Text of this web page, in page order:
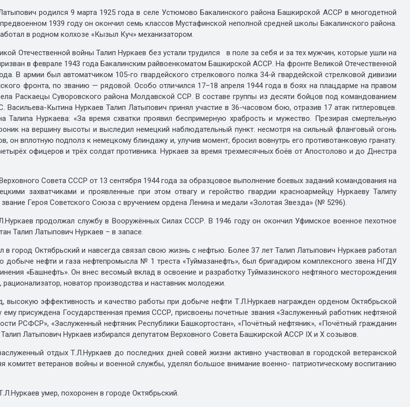
родился 9 марта 1925 года в селе Устюмово Бакалинского района Башкирской АССР в многодетной
1939 году он окончил семь классов Мустафинской неполной средней школы Бакалинского района.
в родном колхозе «Кызыл Куч» механизатором.
Отечественной войны Талип Нуркаев без устали трудился в поле за себя и за тех мужчин, которые ушли на
в феврале 1943 года Бакалинским райвоенкоматом Башкирской АССР. На фронте Великой Отечественной
В армии был автоматчиком 105-го гвардейского стрелкового полка 34-й гвардейской стрелковой дивизии
фронта, по званию — рядовой. Особо отличился 17–18 апреля 1944 года в боях на плацдарме на правом
Раскаецы Суворовского района Молдавской ССР. В составе группы из десяти бойцов под командованием
Васильева-Кытина Нуркаев Талип Латыпович принял участие в 36-часовом бою, отразив 17 атак гитлеровцев.
Талипа Нуркаева: «За время схватки проявил беспримерную храбрость и мужество. Презирая смертельную
на вершину высоты и выследил немецкий наблюдательный пункт. несмотря на сильный фланговый огонь
он вплотную подполз к немецкому блиндажу и, улучив момент, бросил вовнутрь его противотанковую гранату.
офицеров и трёх солдат противника. Нуркаев за время трехмесячных боёв от Апостолово и до Днестра
Совета СССР от 13 сентября 1944 года за образцовое выполнение боевых заданий командования на
захватчиками и проявленные при этом отвагу и геройство гвардии красноармейцу Нуркаеву Талипу
Героя Советского Союза с вручением ордена Ленина и медали «Золотая Звезда» (№ 5296).
продолжал службу в Вооружённых Силах СССР. В 1946 году он окончил Уфимское военное пехотное
Талип Латыпович Нуркаев – в запасе.
город Октябрьский и навсегда связал свою жизнь с нефтью. Более 37 лет Талип Латыпович Нуркаев работал
добыче нефти и газа нефтепромысла № 1 треста «Туймазанефть», был бригадиром комплексного звена НГДУ
«Башнефть». Он внес весомый вклад в освоение и разработку Туймазинского нефтяного месторождения
рационализатор, новатор производства и наставник молодежи.
высокую эффективность и качество работы при добыче нефти Т.Л.Нуркаев награжден орденом Октябрьской
ему присуждена Государственная премия СССР, присвоены почетные звания «Заслуженный работник нефтяной
РСФСР», «Заслуженный нефтяник Республики Башкортостан», «Почётный нефтяник», «Почётный гражданин
Латыпович Нуркаев избирался депутатом Верховного Совета Башкирской АССР IХ и Х созывов.
отдых Т.Л.Нуркаев до последних дней совей жизни активно участвовал в городской ветеранской
комитет ветеранов войны и военной службы, уделял большое внимание военно- патриотическому воспитанию
умер, похоронен в городе Октябрьский.